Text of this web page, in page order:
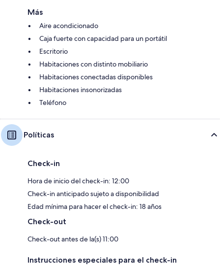
Más
Aire acondicionado
Caja fuerte con capacidad para un portátil
Escritorio
Habitaciones con distinto mobiliario
Habitaciones conectadas disponibles
Habitaciones insonorizadas
Teléfono
Políticas
Check-in
Hora de inicio del check-in: 12:00
Check-in anticipado sujeto a disponibilidad
Edad mínima para hacer el check-in: 18 años
Check-out
Check-out antes de la(s) 11:00
Instrucciones especiales para el check-in